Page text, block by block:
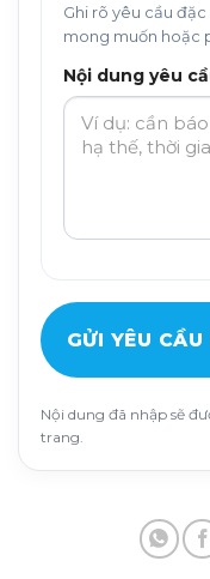
Ghi rõ yêu cầu
mong muốn hoặc
Nội dung yêu
GỬI YÊU
Nội dung đã nhập sẽ
trang.